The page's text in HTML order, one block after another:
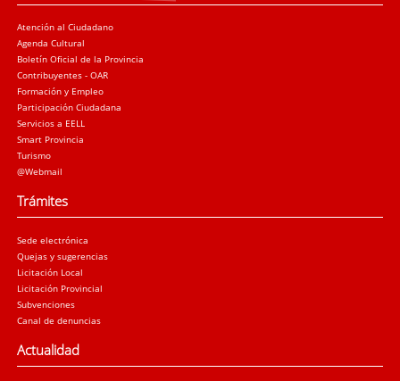
Atención al Ciudadano
Agenda Cultural
Boletín Oficial de la Provincia
Contribuyentes - OAR
Formación y Empleo
Participación Ciudadana
Servicios a EELL
Smart Provincia
Turismo
@Webmail
Trámites
Sede electrónica
Quejas y sugerencias
Licitación Local
Licitación Provincial
Subvenciones
Canal de denuncias
Actualidad